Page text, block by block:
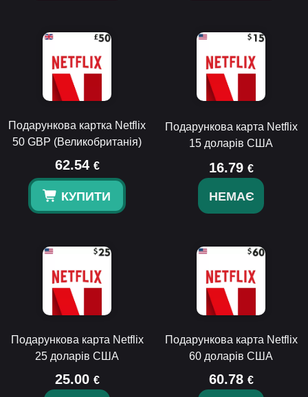
Подарункова картка Netflix
50 GBP (Великобританія)
62.54 €
КУПИТИ
Подарункова карта Netflix
15 доларів США
16.79 €
НЕМАЄ
Подарункова карта Netflix
25 доларів США
25.00 €
Подарункова карта Netflix
60 доларів США
60.78 €